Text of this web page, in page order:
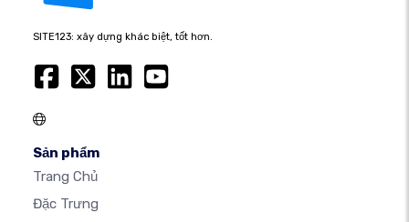
SITE123: xây dựng khác biệt, tốt hơn.
Sản phẩm
Trang Chủ
Đặc Trưng